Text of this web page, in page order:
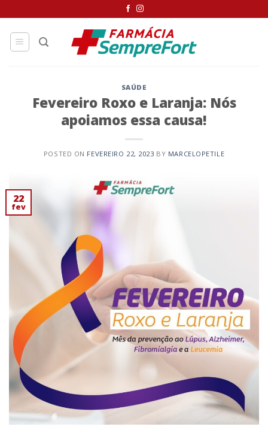
SAÚDE
Fevereiro Roxo e Laranja: Nós
apoiamos essa causa!
POSTED ON FEVEREIRO 22, 2023 BY MARCELOPETILE
22
fev